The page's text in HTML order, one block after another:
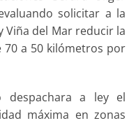
solicitar a la
Viña del Mar reducir la
a 50 kilómetros por
despachara a ley el
máxima en zonas